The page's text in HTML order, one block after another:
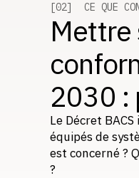
[02] CE QUE
Mettre
2030 :
Le Décret
équipés de
est concerné ?
?